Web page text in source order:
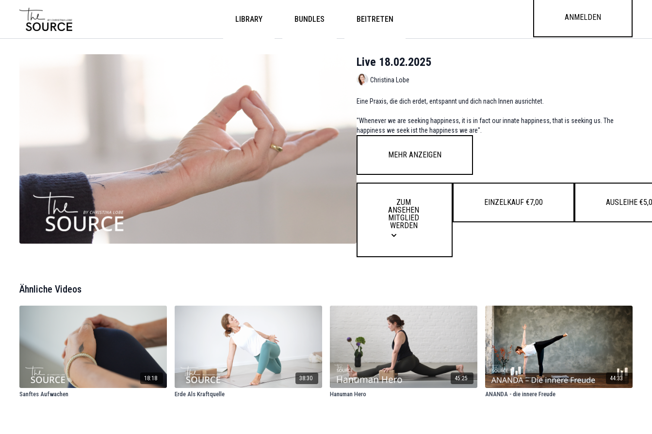
LIBRARY BUNDLES BEITRETEN Anmelden
Live 18.02.2025
Christina Lobe
Eine Praxis, die dich erdet, entspannt und dich nach Innen ausrichtet.
"Whenever we are seeking happiness, it is in fact our innate happiness, that is seeking us. The
happiness we seek ist the happiness we are".
Mehr anzeigen
ZUM
ANSEHEN
MITGLIED
WERDEN
Einzelkauf €7,00 Ausleihe
Ähnliche Videos
18:18
Sanftes Aufwachen
38:30
Erde Als Kraftquelle
45:25
Hanuman Hero
44:33
ANANDA - die innere Freude